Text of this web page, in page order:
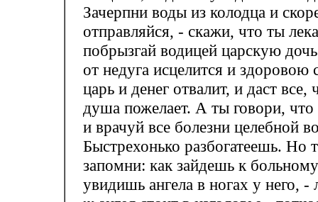
Зачерпни воды из колодца и
отправляйся, - скажи, что ты
побрызгай водицей царскую
от недуга исцелится и здоровою
царь и денег отвалит, и даст все,
душа пожелает. А ты говори, что
и врачуй все болезни целебной
Быстрехонько разбогатеешь. Но
запомни: как зайдешь к
увидишь ангела в ногах у него, -